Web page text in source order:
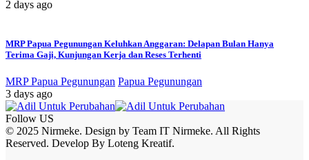
2 days ago
MRP Papua Pegunungan Keluhkan Anggaran: Delapan Bulan Hanya
Terima Gaji, Kunjungan Kerja dan Reses Terhenti
MRP Papua Pegunungan Papua Pegunungan
3 days ago
Follow US
© 2025 Nirmeke. Design by Team IT Nirmeke. All Rights
Reserved. Develop By Loteng Kreatif.